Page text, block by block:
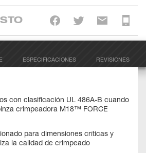
ESPECIFICACIONES REVISIONES
con clasificación UL 486A-B cuando
crimpeadora M18™ FORCE
para dimensiones críticas y
la calidad de crimpeado